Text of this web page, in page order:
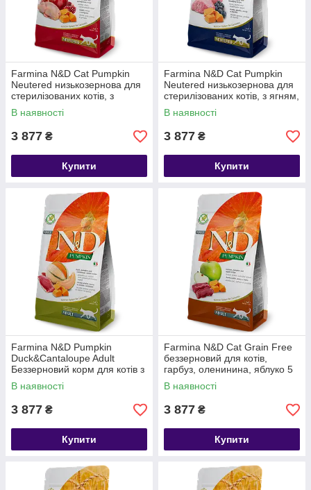
Farmina N&D Cat Pumpkin
Neutered низькозернова для
стерилізованих котів, з
перепілкою, гарбузом та
гранатом, 5 кг
В наявності
3 877 ₴
Купити
Farmina N&D Cat Pumpkin
Neutered низькозернова для
стерилізованих котів, з ягням,
гарбузом та лохиною, 5 кг
В наявності
3 877 ₴
Купити
Farmina N&D Pumpkin
Duck&Cantaloupe Adult
Беззерновий корм для котів з
качкою та гарбузом 5 кг
В наявності
3 877 ₴
Купити
Farmina N&D Cat Grain Free
беззерновий для котів,
гарбуз, оленинина, яблуко 5
кг
В наявності
3 877 ₴
Купити